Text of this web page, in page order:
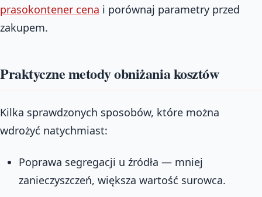
prasokontener cena i porównaj parametry przed
zakupem.
Praktyczne metody obniżania kosztów
Kilka sprawdzonych sposobów, które można
wdrożyć natychmiast:
Poprawa segregacji u źródła — mniej
zanieczyszczeń, większa wartość surowca.